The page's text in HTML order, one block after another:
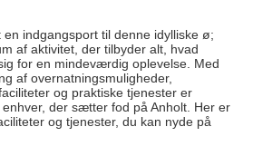
indgangsport til denne idylliske ø;
af aktivitet, der tilbyder alt, hvad
for en mindeværdig oplevelse. Med
af overnatningsmuligheder,
og praktiske tjenester er
der sætter fod på Anholt. Her er
og tjenester, du kan nyde på